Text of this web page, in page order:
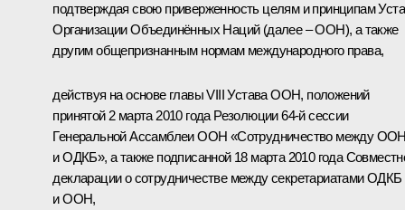
подтверждая свою приверженность целям и принципам
Организации Объединённых Наций (далее – ООН), а также
другим общепризнанным нормам международного права,
действуя на основе главы VIII Устава ООН, положений
принятой 2 марта 2010 года Резолюции 64-й сессии
Генеральной Ассамблеи ООН «Сотрудничество между
и ОДКБ», а также подписанной 18 марта 2010 года
декларации о сотрудничестве между секретариатами ОДКБ
и ООН,